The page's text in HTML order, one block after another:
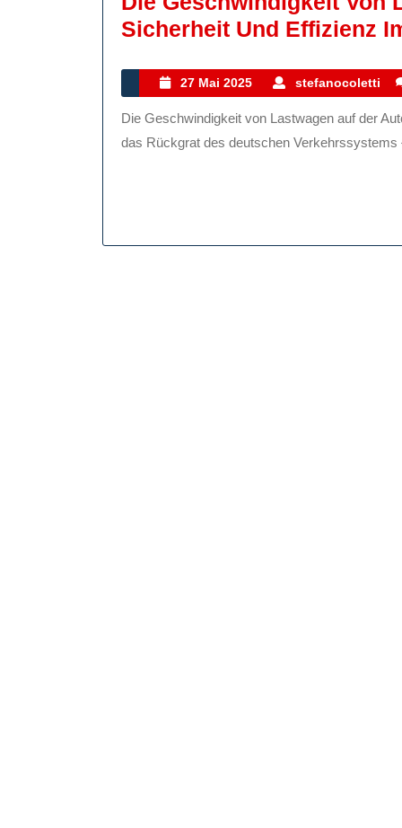
Sicherheit Und Effizienz
27 Mai 2025
27
Mai
2025
stefanocoletti
Die Geschwindigkeit von Lastwagen auf der Autobahn: Sicherheit und Effizienz im Fokus Die Autobahn ist
das Rückgrat des deutschen Verkehrssystems